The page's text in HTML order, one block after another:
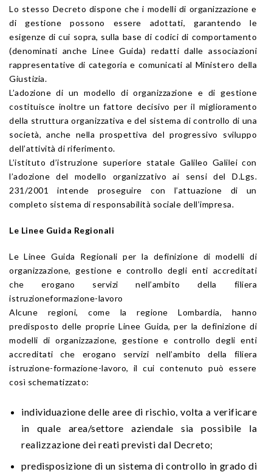
Lo stesso Decreto dispone che i modelli di organizzazione e
di gestione possono essere adottati, garantendo le
esigenze di cui sopra, sulla base di codici di comportamento
(denominati anche Linee Guida) redatti dalle associazioni
rappresentative di categoria e comunicati al Ministero della
Giustizia.
L’adozione di un modello di organizzazione e di gestione
costituisce inoltre un fattore decisivo per il miglioramento
della struttura organizzativa e del sistema di controllo di una
società, anche nella prospettiva del progressivo sviluppo
dell’attività di riferimento.
L’istituto d’istruzione superiore statale Galileo Galilei con
l’adozione del modello organizzativo ai sensi del D.Lgs.
231/2001 intende proseguire con l’attuazione di un
completo sistema di responsabilità sociale dell’impresa.
Le Linee Guida Regionali
Le Linee Guida Regionali per la definizione di modelli di
organizzazione, gestione e controllo degli enti accreditati
che erogano servizi nell’ambito della filiera
istruzioneformazione-lavoro
Alcune regioni, come la regione Lombardia, hanno
predisposto delle proprie Linee Guida, per la definizione di
modelli di organizzazione, gestione e controllo degli enti
accreditati che erogano servizi nell’ambito della filiera
istruzione-formazione-lavoro, il cui contenuto può essere
così schematizzato:
individuazione delle aree di rischio, volta a verificare
in quale area/settore aziendale sia possibile la
realizzazione dei reati previsti dal Decreto;
predisposizione di un sistema di controllo in grado di